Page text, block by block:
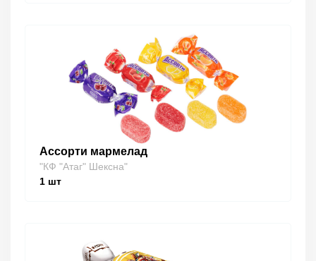
Ассорти мармелад
"КФ "Атаг" Шексна"
1 шт